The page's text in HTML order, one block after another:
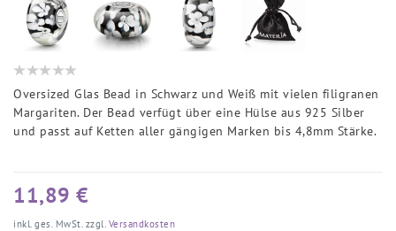
Oversized Glas Bead in Schwarz und Weiß mit vielen filigranen
Margariten. Der Bead verfügt über eine Hülse aus 925 Silber
und passt auf Ketten aller gängigen Marken bis 4,8mm Stärke.
11,89 €
inkl. ges. MwSt. zzgl. Versandkosten